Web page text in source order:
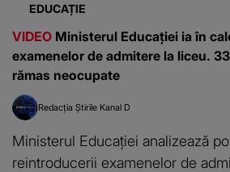
EDUCAȚIE
VIDEO Ministerul Educației ia în
examenelor de admitere la liceu.
rămas neocupate
Redacția Știrile Kanal D
Ministerul Educației analizează
reintroducerii examenelor de